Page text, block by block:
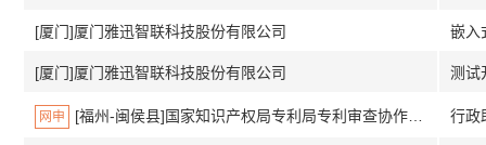
[厦门]厦门雅迅智联科技股份有限公司 嵌入
[厦门]厦门雅迅智联科技股份有限公司 测试
网申 [福州-闽侯县]国家知识产权局专利局专利审查协作北京中心福建分中心 行政